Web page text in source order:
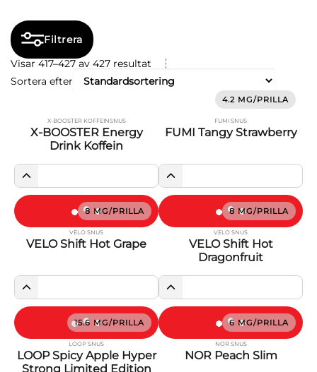
Filtrera
Visar 417–427 av 427 resultat
Sortera efter
X-BOOSTER KOFFEINSNUS
X-BOOSTER Energy
Drink Koffein
4.2 MG/PRILLA
FUMI SNUS
FUMI Tangy Strawberry
8 MG/PRILLA
VELO SNUS
VELO Shift Hot Grape
8 MG/PRILLA
VELO SNUS
VELO Shift Hot
Dragonfruit
15.6 MG/PRILLA
LOOP SNUS
LOOP Spicy Apple Hyper
Strong Limited Edition
6 MG/PRILLA
NOR SNUS
NOR Peach Slim